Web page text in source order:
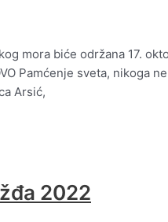
mora biće održana 17.
Pamćenje sveta, nikoga
Arsić,
2022